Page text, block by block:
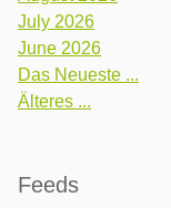
July 2026
June 2026
Das Neueste ...
Älteres ...
Feeds